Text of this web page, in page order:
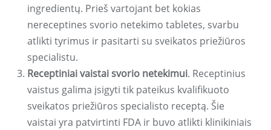
ingredientų. Prieš vartojant bet kokias
nereceptines svorio netekimo tabletes, svarbu
atlikti tyrimus ir pasitarti su sveikatos priežiūros
specialistu.
Receptiniai vaistai svorio netekimui. Receptinius
vaistus galima įsigyti tik pateikus kvalifikuoto
sveikatos priežiūros specialisto receptą. Šie
vaistai yra patvirtinti FDA ir buvo atlikti klinikiniais